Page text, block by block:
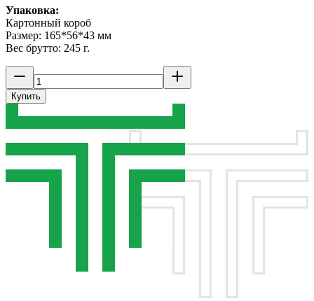
Упаковка:
Картонный короб
Размер: 165*56*43 мм
Вес брутто: 245 г.
Купить